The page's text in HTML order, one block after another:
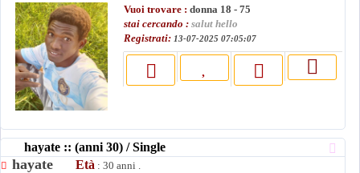
Vuoi trovare : donna 18 - 75
stai cercando : salut hello
Registrati: 13-07-2025 07:05:07
hayate :: (anni 30) / Single
hayate Età : 30 anni .